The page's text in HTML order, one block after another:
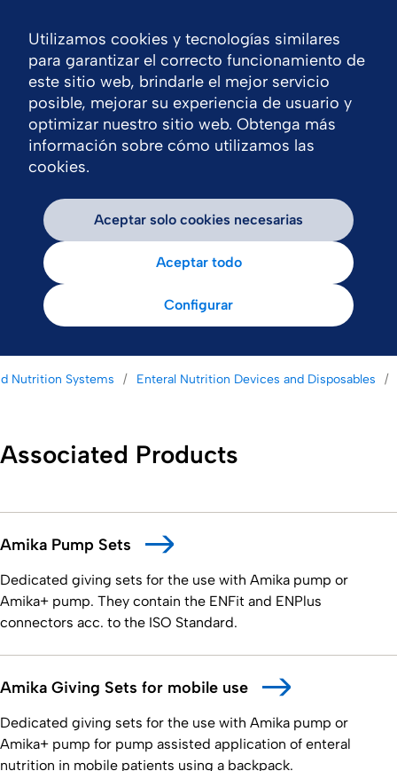
Nutrition Systems Enteral Nutrition Devices and Disposables
Associated Products
Dedicated giving sets for the use with Amika pump or
Amika+ pump. They contain the ENFit and ENPlus
connectors acc. to the ISO Standard.
Amika Pump Sets
Dedicated giving sets for the use with Amika pump or
Amika+ pump for pump assisted application of enteral
nutrition in mobile patients using a backpack.
Amika Giving Sets for mobile use
Utilizamos cookies y tecnologías similares
para garantizar el correcto funcionamiento de
este sitio web, brindarle el mejor servicio
posible, mejorar su experiencia de usuario y
optimizar nuestro sitio web. Obtenga más
información sobre cómo utilizamos las
cookies.
Aceptar solo cookies necesarias
Aceptar todo
Configurar